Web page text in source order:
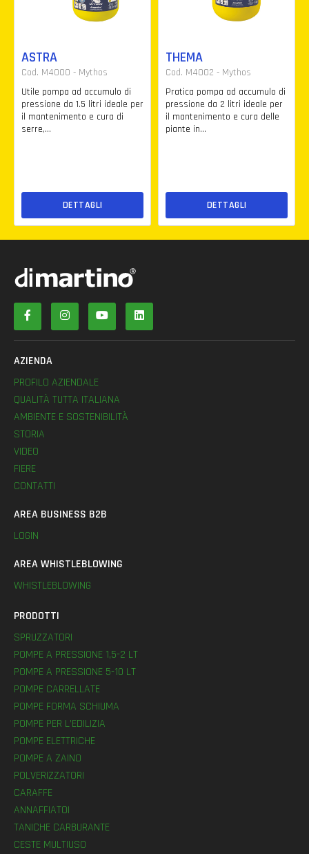
ASTRA
Cod. M4000 - Mythos
Utile pompa ad accumulo di
pressione da 1.5 litri ideale per
il mantenimento e cura di
serre,...
DETTAGLI
THEMA
Cod. M4002 - Mythos
Pratica pompa ad accumulo di
pressione da 2 litri ideale per
il mantenimento e cura delle
piante in...
DETTAGLI
AZIENDA
PROFILO AZIENDALE
QUALITÀ TUTTA ITALIANA
AMBIENTE E SOSTENIBILITÀ
STORIA
VIDEO
FIERE
CONTATTI
AREA BUSINESS B2B
LOGIN
AREA WHISTLEBLOWING
WHISTLEBLOWING
PRODOTTI
SPRUZZATORI
POMPE A PRESSIONE 1,5-2 LT
POMPE A PRESSIONE 5-10 LT
POMPE CARRELLATE
POMPE FORMA SCHIUMA
POMPE PER L’EDILIZIA
POMPE ELETTRICHE
POMPE A ZAINO
POLVERIZZATORI
CARAFFE
ANNAFFIATOI
TANICHE CARBURANTE
CESTE MULTIUSO